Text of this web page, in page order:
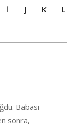
İ J K L
Babası
sonra,